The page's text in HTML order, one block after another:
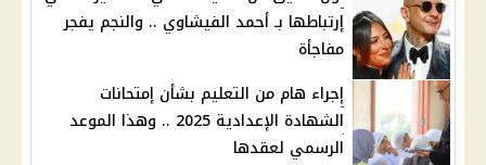
إرتباطها بـ أحمد الفيشاوي .. والنجم يفجر
مفاجأة
إجراء هام من التعليم بشأن إمتحانات
الشهادة الإعدادية 2025 .. وهذا الموعد
الرسمي لعقدها